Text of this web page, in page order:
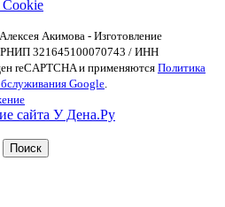
Cookie
Акимова - Изготовление
321645100070743 / ИНН
reCAPTCHA и применяются Политика
Google.
Поиск